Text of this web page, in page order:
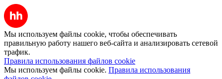
Мы используем файлы cookie, чтобы обеспечивать
правильную работу нашего веб-сайта и анализировать сетевой
трафик.
Правила использования файлов cookie
Мы используем файлы cookie. Правила использования